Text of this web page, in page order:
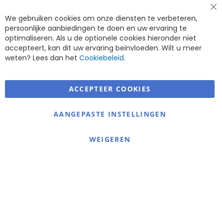
Warmerdam Revalidatie Service
Informatie
We gebruiken cookies om onze diensten te verbeteren,
persoonlijke aanbiedingen te doen en uw ervaring te
optimaliseren. Als u de optionele cookies hieronder niet
accepteert, kan dit uw ervaring beïnvloeden. Wilt u meer
weten? Lees dan het Cookiebeleid.
ACCEPTEER COOKIES
AANGEPASTE INSTELLINGEN
WEIGEREN